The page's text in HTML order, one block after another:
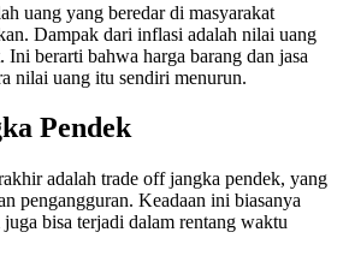
uang yang beredar di masyarakat
Dampak dari inflasi adalah nilai uang
Ini berarti bahwa harga barang dan jasa
nilai uang itu sendiri menurun.
Pendek
adalah trade off jangka pendek, yang
pengangguran. Keadaan ini biasanya
juga bisa terjadi dalam rentang waktu